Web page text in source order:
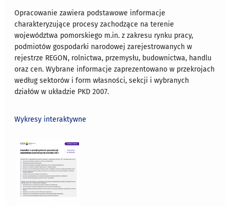
Opracowanie zawiera podstawowe informacje
charakteryzujące procesy zachodzące na terenie
województwa pomorskiego m.in. z zakresu rynku pracy,
podmiotów gospodarki narodowej zarejestrowanych w
rejestrze REGON, rolnictwa, przemysłu, budownictwa, handlu
oraz cen. Wybrane informacje zaprezentowano w przekrojach
według sektorów i form własności, sekcji i wybranych
działów w układzie PKD 2007.
Wykresy interaktywne